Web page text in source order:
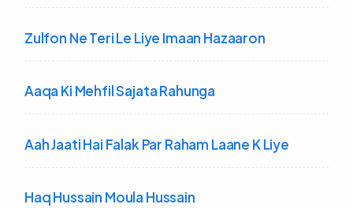
Zulfon Ne Teri Le Liye Imaan Hazaaron
Aaqa Ki Mehfil Sajata Rahunga
Aah Jaati Hai Falak Par Raham Laane K Liye
Haq Hussain Moula Hussain